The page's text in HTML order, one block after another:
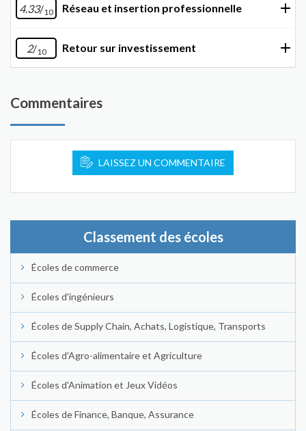
4.33/10 Réseau et insertion professionnelle
2/10 Retour sur investissement
Commentaires
LAISSEZ UN COMMENTAIRE
Classement des écoles
Écoles de commerce
Écoles d'ingénieurs
Écoles de Supply Chain, Achats, Logistique, Transports
Écoles d'Agro-alimentaire et Agriculture
Écoles d'Animation et Jeux Vidéos
Écoles de Finance, Banque, Assurance